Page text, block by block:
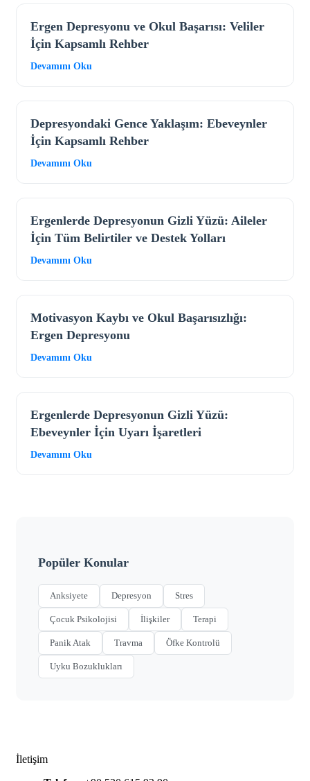
Ergen Depresyonu ve Okul Başarısı: Veliler
İçin Kapsamlı Rehber
Devamını Oku
Depresyondaki Gence Yaklaşım: Ebeveynler
İçin Kapsamlı Rehber
Devamını Oku
Ergenlerde Depresyonun Gizli Yüzü: Aileler
İçin Tüm Belirtiler ve Destek Yolları
Devamını Oku
Motivasyon Kaybı ve Okul Başarısızlığı:
Ergen Depresyonu
Devamını Oku
Ergenlerde Depresyonun Gizli Yüzü:
Ebeveynler İçin Uyarı İşaretleri
Devamını Oku
Popüler Konular
Anksiyete Depresyon Stres
Çocuk Psikolojisi İlişkiler Terapi
Panik Atak Travma Öfke Kontrolü
Uyku Bozuklukları
İletişim